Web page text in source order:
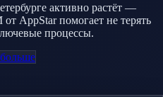
активно растёт —
AppStar помогает не терять
процессы.